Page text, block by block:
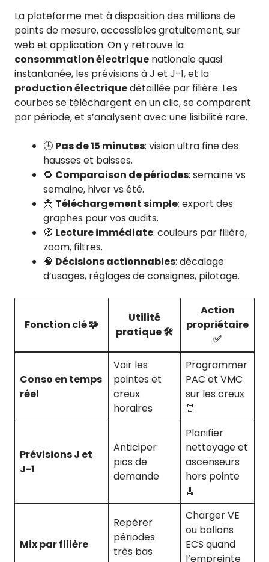
La plateforme met à disposition des millions de
points de mesure, accessibles gratuitement, sur
web et application. On y retrouve la
consommation électrique nationale quasi
instantanée, les prévisions à J et J-1, et la
production électriquedétaillée par filière. Les
courbes se téléchargent en un clic, se comparent
par période, et s’analysent avec une lisibilité rare.
🕒 Pas de 15 minutes: vision ultra fine des
hausses et baisses.
🔁 Comparaison de périodes: semaine vs
semaine, hiver vs été.
📩 Téléchargement simple: export des
graphes pour vos audits.
🧭 Lecture immédiate: couleurs par filière,
zoom, filtres.
🧠 Décisions actionnables: décalage
d’usages, réglages de consignes, pilotage.
Fonction clé 🧩
Utilité
pratique 🛠️
Action
propriétaire
✅
Conso en temps
réel
Voir les
pointes et
creux
horaires
Programmer
PAC et VMC
sur les creux
⏰
Prévisions J et
J-1
Anticiper
pics de
demande
Planifier
nettoyage et
ascenseurs
hors pointe
🧹
Mix par filière
Repérer
périodes
très bas
Charger VE
ou ballons
ECS quand
l’empreinte